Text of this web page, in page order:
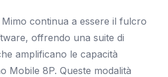
Mimo continua a essere il fulcro
offrendo una suite di
amplificano le capacità
Mobile 8P. Queste modalità